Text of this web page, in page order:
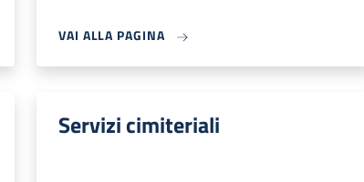
VAI ALLA PAGINA
Servizi cimiteriali